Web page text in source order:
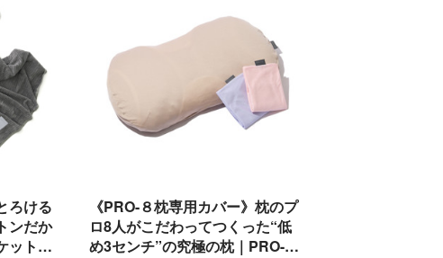
ろける
ンだか
ット…
《PRO-８枕専用カバー》枕のプ
ロ8人がこだわってつくった“低
め3センチ”の究極の枕｜PRO-…